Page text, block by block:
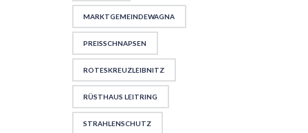
MARKTGEMEINDEWAGNA
PREISSCHNAPSEN
ROTESKREUZLEIBNITZ
RÜSTHAUS LEITRING
STRAHLENSCHUTZ